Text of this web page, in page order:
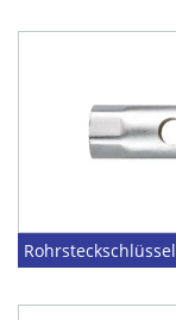
Rohrsteckschlüssel